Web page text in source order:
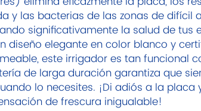
y las bacterias de las zonas de difícil
significativamente la salud de tus
diseño elegante en color blanco y
este irrigador es tan funcional
de larga duración garantiza que
lo necesites. ¡Di adiós a la placa
de frescura inigualable!